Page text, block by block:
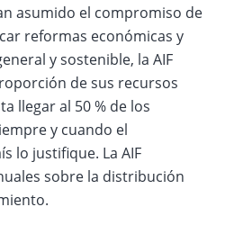
asumido el compromiso de
reformas económicas y
y sostenible, la AIF
de sus recursos
llegar al 50 % de los
y cuando el
lo justifique. La AIF
sobre la distribución